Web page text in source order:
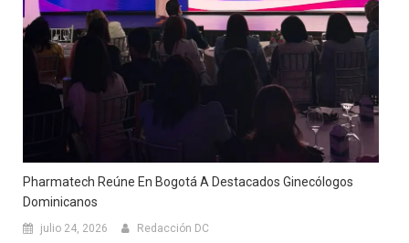
Pharmatech Reúne En Bogotá A Destacados Ginecólogos
Dominicanos
julio 24, 2026 Redacción DC